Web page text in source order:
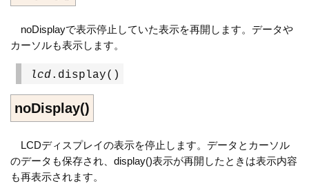
noDisplayで表示停止していた表示を再開します。データや
カーソルも表示します。
lcd.display()
noDisplay()
LCDディスプレイの表示を停止します。データとカーソル
のデータも保存され、display()表示が再開したときは表示内容
も再表示されます。